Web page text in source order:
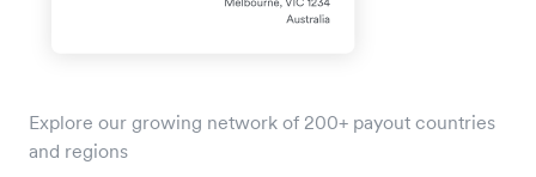
Explore our growing network of 200+ payout countries
and regions